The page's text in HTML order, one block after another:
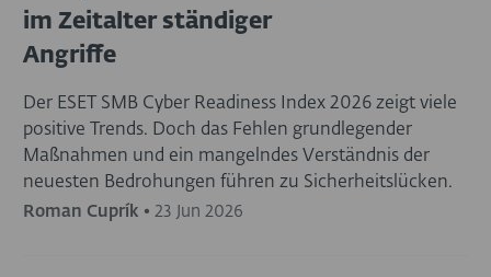
im Zeitalter ständiger
Angriffe
Der ESET SMB Cyber Readiness Index 2026 zeigt viele
positive Trends. Doch das Fehlen grundlegender
Maßnahmen und ein mangelndes Verständnis der
neuesten Bedrohungen führen zu Sicherheitslücken.
Roman Cuprík • 23 Jun 2026